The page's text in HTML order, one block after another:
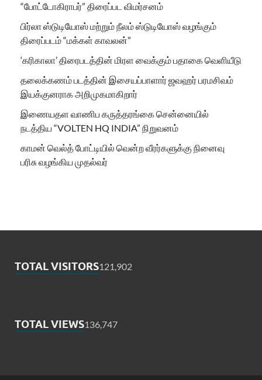
“போட்டோகிராபர்” திரைப்பட விமர்சனம்
பிர்லா ஸ்டுடியோஸ் மற்றும் நீலம் ஸ்டுடியோஸ் வழங்கும்
திரைப்படம் “மக்கள் காவலன்”
‘கரிகாலா’ திரைபடத்தின் மிரள வைக்கும் பதாகை வெளியீடு
தலைக்கணம் படத்தின் இசையப்பாளார் ஜவஹர் பரமசிவம்
இயக்குனராக அறிமுகமாகிறார்
இணையதள வாணிப கருத்தரங்கை சென்னையில்
நடத்திய “VOLTEN HQ INDIA” நிறுவனம்
காமன் வெல்த் போட்டியில் வென்ற வீரர்களுக்கு நினைவு
பரிசு வழங்கிய முதல்வர்
TOTAL VISITORS121,902
TOTAL VIEWS136,747